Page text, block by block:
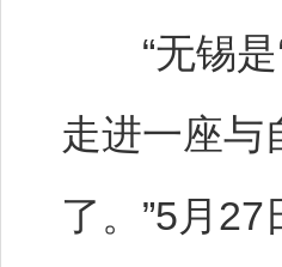
“无锡是‘
走进一座与
了。”5月